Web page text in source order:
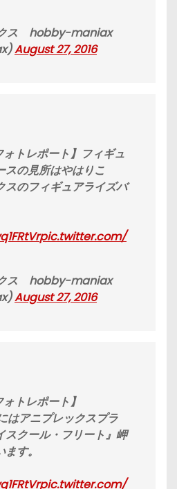
クス hobby-maniax
August 27, 2016
ォトレポート】フィギュ
スの見所はやはりこ
のフィギュアライズバ
pic.twitter.com/
クス hobby-maniax
August 27, 2016
ォトレポート】
アニプレックスプラ
スクール・フリート』岬
す。
pic.twitter.com/